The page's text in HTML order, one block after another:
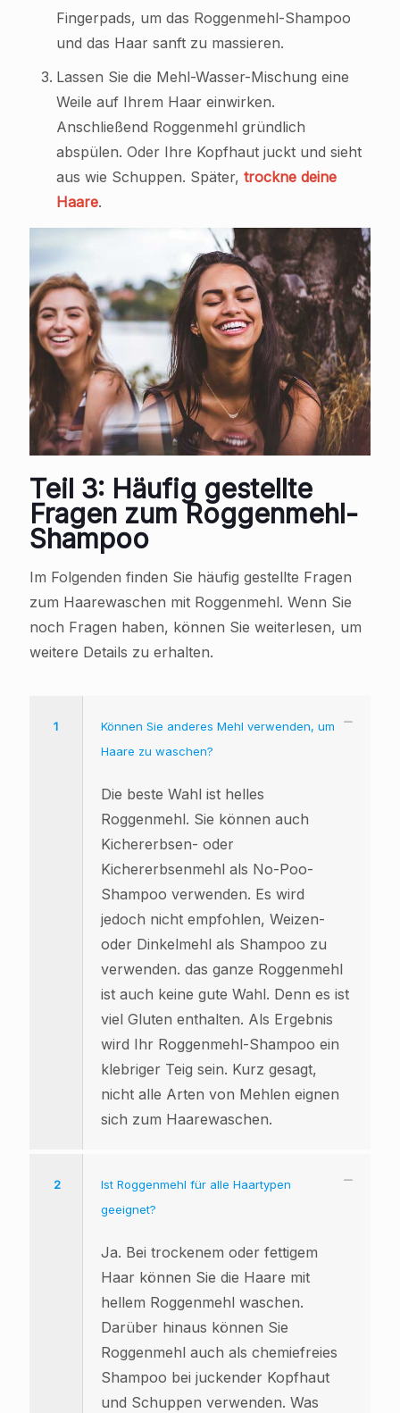
Fingerpads, um das Roggenmehl-Shampoo
und das Haar sanft zu massieren.
Lassen Sie die Mehl-Wasser-Mischung eine
Weile auf Ihrem Haar einwirken.
Anschließend Roggenmehl gründlich
abspülen. Oder Ihre Kopfhaut juckt und sieht
aus wie Schuppen. Später, trockne deine
Haare.
Teil 3: Häufig gestellte
Fragen zum Roggenmehl-
Shampoo
Im Folgenden finden Sie häufig gestellte Fragen
zum Haarewaschen mit Roggenmehl. Wenn Sie
noch Fragen haben, können Sie weiterlesen, um
weitere Details zu erhalten.
1
Können Sie anderes Mehl verwenden, um
Haare zu waschen?
Die beste Wahl ist helles
Roggenmehl. Sie können auch
Kichererbsen- oder
Kichererbsenmehl als No-Poo-
Shampoo verwenden. Es wird
jedoch nicht empfohlen, Weizen-
oder Dinkelmehl als Shampoo zu
verwenden. das ganze Roggenmehl
ist auch keine gute Wahl. Denn es ist
viel Gluten enthalten. Als Ergebnis
wird Ihr Roggenmehl-Shampoo ein
klebriger Teig sein. Kurz gesagt,
nicht alle Arten von Mehlen eignen
sich zum Haarewaschen.
2
Ist Roggenmehl für alle Haartypen
geeignet?
Ja. Bei trockenem oder fettigem
Haar können Sie die Haare mit
hellem Roggenmehl waschen.
Darüber hinaus können Sie
Roggenmehl auch als chemiefreies
Shampoo bei juckender Kopfhaut
und Schuppen verwenden. Was